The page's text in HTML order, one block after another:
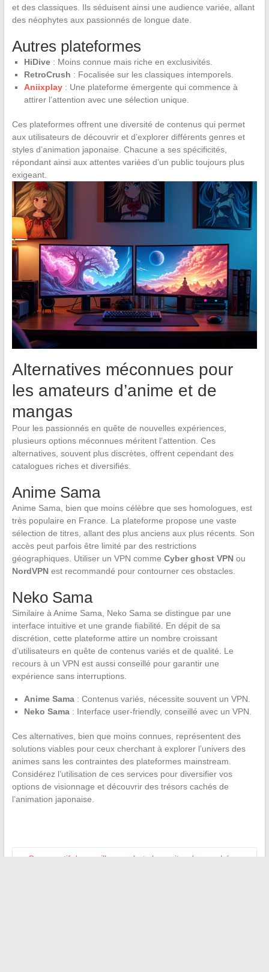
et des classiques. Ils séduisent ainsi une audience variée, allant
des néophytes aux passionnés de longue date.
Autres plateformes
HiDive: Moins connue mais riche en exclusivités.
RetroCrush : Focalisée sur les classiques intemporels.
Aniixplay: Une plateforme émergente qui commence à
attirer l’attention avec une sélection unique.
Ces plateformes offrent une diversité de contenus qui permet
aux utilisateurs de découvrir et d’explorer différents genres et
styles d’animation japonaise. Chacune a ses spécificités,
répondant ainsi aux attentes variées d’un public toujours plus
exigeant.
Alternatives méconnues pour
les amateurs d’anime et de
mangas
Pour les passionnés en quête de nouvelles expériences,
plusieurs options méconnues méritent l’attention. Ces
alternatives, souvent plus discrètes, offrent cependant des
catalogues riches et diversifiés.
Anime Sama
Anime Sama, bien que moins célèbre que ses homologues, est
très populaire en France. La plateforme propose une vaste
sélection de titres, allant des plus anciens aux plus récents. Son
accès peut parfois être limité par des restrictions
géographiques. Utiliser un VPN comme Cyber ghost VPNou
NordVPNest recommandé pour contourner ces obstacles.
Neko Sama
Similaire à Anime Sama, Neko Sama se distingue par une
interface intuitive et une grande fiabilité. En dépit de sa
discrétion, cette plateforme attire un nombre croissant
d’utilisateurs en quête de contenus variés et de qualité. Le
recours à un VPN est aussi conseillé pour garantir une
expérience sans interruptions.
Anime Sama: Contenus variés, nécessite souvent un VPN.
Neko Sama: Interface user-friendly, conseillé avec un VPN.
Ces alternatives, bien que moins connues, représentent des
solutions viables pour ceux cherchant à explorer l’univers des
animes sans les contraintes des plateformes mainstream.
Considérez l’utilisation de ces services pour diversifier vos
options de visionnage et découvrir des trésors cachés de
l’animation japonaise.
Comparatif des meilleurs robots lave-vitre du marché :